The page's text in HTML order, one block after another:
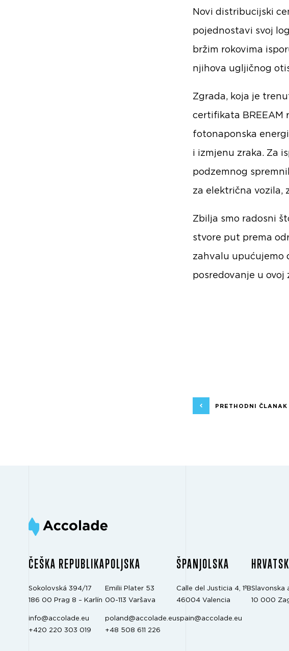
Novi distribucijski
pojednostavi svoj
bržim rokovima
njihova ugljičnog
Zgrada, koja je
certifikata BREEAM
fotonaponska
i izmjenu zraka. Za
podzemnog
za električna vozila,
Zbilja smo radosni
stvore put prema
zahvalu upućujemo
posredovanje u
PRETHODNI ČLANAK
ČEŠKA REPUBLIKA
Sokolovská 394/17
186 00 Prag 8 – Karlín
info@accolade.eu
+420 220 303 019
POLJSKA
Emilii Plater 53
00-113 Varšava
poland@accolade.eu
+48 508 611 226
ŠPANJOLSKA
Calle del Justicia 4, 1ºB
46004 Valencia
spain@accolade.eu
Slavonska
10 000